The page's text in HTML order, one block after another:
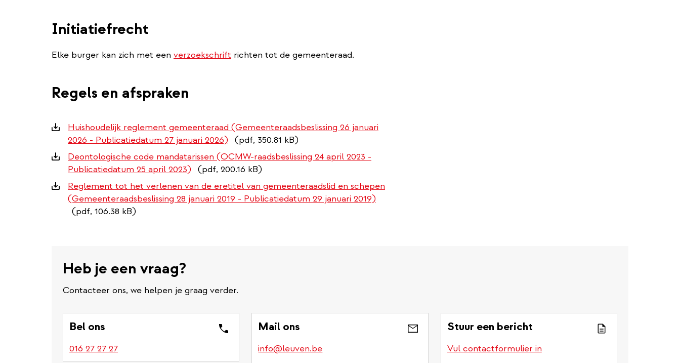
Initiatiefrecht
Elke burger kan zich met een verzoekschrift richten tot de gemeenteraad.
Regels en afspraken
Downloads
Huishoudelijk reglement gemeenteraad (Gemeenteraadsbeslissing 26 januari
2026 - Publicatiedatum 27 januari 2026)
(pdf, 350.81 kB)
Deontologische code mandatarissen (OCMW-raadsbeslissing 24 april 2023 -
Publicatiedatum 25 april 2023)
(pdf, 200.16 kB)
Reglement tot het verlenen van de eretitel van gemeenteraadslid en schepen
(Gemeenteraadsbeslissing 28 januari 2019 - Publicatiedatum 29 januari 2019)
(pdf, 106.38 kB)
Heb je een vraag?
Contacteer ons, we helpen je graag verder.
Bel ons
016 27 27 27
Mail ons
info@leuven.be
Stuur een bericht
Vul contactformulier in